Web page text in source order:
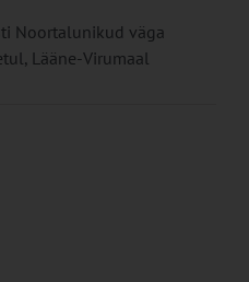
Noortalunikud väga
Lääne-Virumaal